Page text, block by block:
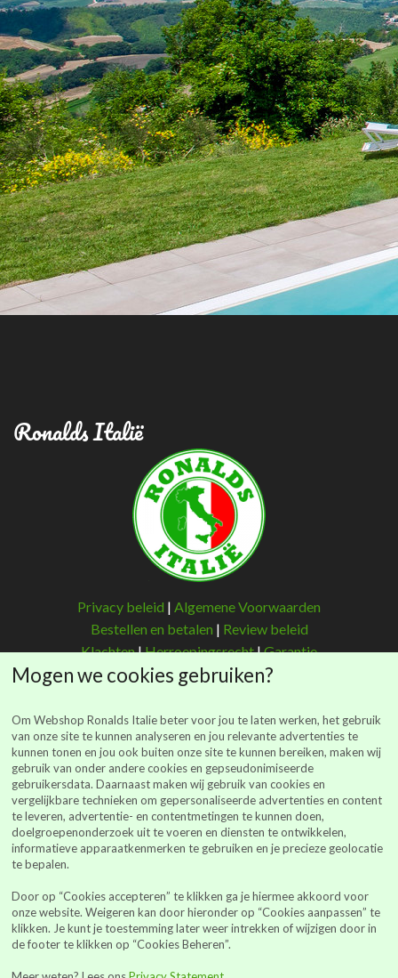
Ronalds Italië
Privacy beleid | Algemene Voorwaarden
Bestellen en betalen | Review beleid
Klachten|Herroepingsrecht|Garantie
Ronalds Italië
(Ronalds Italië Delicatessen B.V.)
Walderstraat 26
7241 BJ Lochem
webshop@ronalds-italie.nl
0852 735 753
KvK 94041849
BTWid: NL866614886B01
Mogen we cookies gebruiken?
Om Webshop Ronalds Italie beter voor jou te laten werken, het gebruik
van onze site te kunnen analyseren en jou relevante advertenties te
kunnen tonen en jou ook buiten onze site te kunnen bereiken, maken wij
gebruik van onder andere cookies en gepseudonimiseerde
gebruikersdata. Daarnaast maken wij gebruik van cookies en
vergelijkbare technieken om gepersonaliseerde advertenties en content
te leveren, advertentie- en contentmetingen te kunnen doen,
doelgroepenonderzoek uit te voeren en diensten te ontwikkelen,
informatieve apparaatkenmerken te gebruiken en je precieze geolocatie
te bepalen.
Door op “Cookies accepteren” te klikken ga je hiermee akkoord voor
onze website. Weigeren kan door hieronder op “Cookies aanpassen” te
klikken. Je kunt je toestemming later weer intrekken of wijzigen door in
de footer te klikken op “Cookies Beheren”.